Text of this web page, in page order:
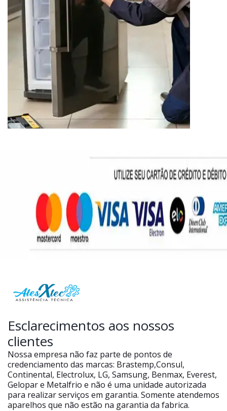
Esclarecimentos aos nossos
clientes
Nossa empresa não faz parte de pontos de
credenciamento das marcas: Brastemp,Consul,
Continental, Electrolux, LG, Samsung, Benmax, Everest,
Gelopar e Metalfrio e não é uma unidade autorizada
para realizar serviços em garantia. Somente atendemos
aparelhos que não estão na garantia da fabrica.